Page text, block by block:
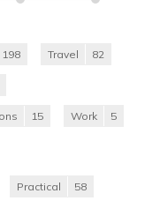
198 Travel 82
15 Work 5
Practical 58